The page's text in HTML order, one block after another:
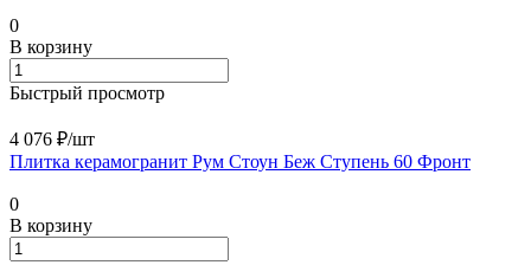
0
В корзину
Быстрый просмотр
4 076 ₽/шт
Плитка керамогранит Рум Стоун Беж Ступень 60 Фронт
0
В корзину